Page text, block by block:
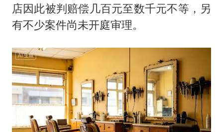
店因此被判赔偿几百元至数千元不等，另
有不少案件尚未开庭审理。